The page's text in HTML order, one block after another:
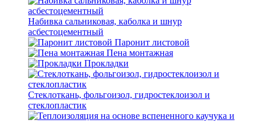
Набивка сальниковая, каболка и шнур
асбестоцементный
Паронит листовой
Пена монтажная
Прокладки
Стеклоткань, фольгоизол, гидростеклоизол и
стеклопластик